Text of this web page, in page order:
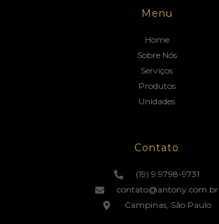
Menu
Home
Sobre Nós
Serviços
Produtos
Unidades
Contato
(19) 9.9798-9731
contato@antony.com.br
Campinas, São Paulo